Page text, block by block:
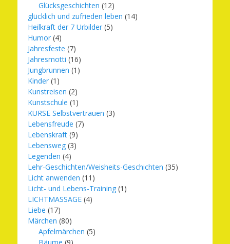
Glücksgeschichten (12)
glücklich und zufrieden leben (14)
Heilkraft der 7 Urbilder (5)
Humor (4)
Jahresfeste (7)
Jahresmotti (16)
Jungbrunnen (1)
Kinder (1)
Kunstreisen (2)
Kunstschule (1)
KURSE Selbstvertrauen (3)
Lebensfreude (7)
Lebenskraft (9)
Lebensweg (3)
Legenden (4)
Lehr-Geschichten/Weisheits-Geschichten (35)
Licht anwenden (11)
Licht- und Lebens-Training (1)
LICHTMASSAGE (4)
Liebe (17)
Märchen (80)
Apfelmärchen (5)